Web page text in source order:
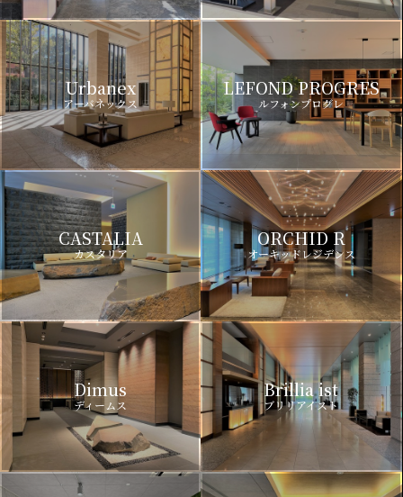
Urbanex
アーバネックス
LEFOND PROGRES
ルフォンプログレ
CASTALIA
カスタリア
ORCHID R
オーキッドレジデンス
Dimus
ディームス
Brillia ist
ブリリアイスト